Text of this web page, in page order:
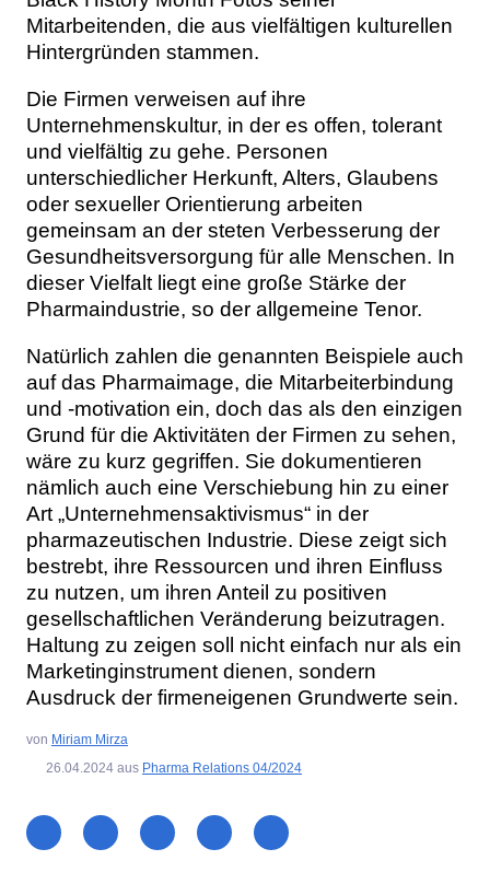
Mitarbeitenden, die aus vielfältigen kulturellen
Hintergründen stammen.
Die Firmen verweisen auf ihre
Unternehmenskultur, in der es offen, tolerant
und vielfältig zu gehe. Personen
unterschiedlicher Herkunft, Alters, Glaubens
oder sexueller Orientierung arbeiten
gemeinsam an der steten Verbesserung der
Gesundheitsversorgung für alle Menschen. In
dieser Vielfalt liegt eine große Stärke der
Pharmaindustrie, so der allgemeine Tenor.
Natürlich zahlen die genannten Beispiele auch
auf das Pharmaimage, die Mitarbeiterbindung
und -motivation ein, doch das als den einzigen
Grund für die Aktivitäten der Firmen zu sehen,
wäre zu kurz gegriffen. Sie dokumentieren
nämlich auch eine Verschiebung hin zu einer
Art „Unternehmensaktivismus“ in der
pharmazeutischen Industrie. Diese zeigt sich
bestrebt, ihre Ressourcen und ihren Einfluss
zu nutzen, um ihren Anteil zu positiven
gesellschaftlichen Veränderung beizutragen.
Haltung zu zeigen soll nicht einfach nur als ein
Marketinginstrument dienen, sondern
Ausdruck der firmeneigenen Grundwerte sein.
von Miriam Mirza
26.04.2024 aus Pharma Relations 04/2024